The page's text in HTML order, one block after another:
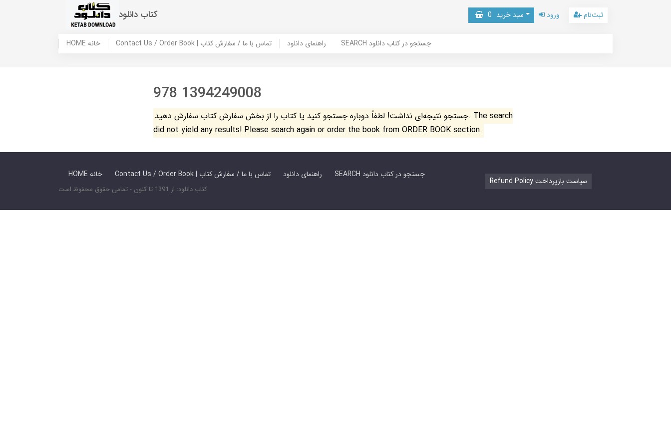
کتاب دانلود سبد خرید 0 ورود ثبت‌نام
HOME خانه Contact Us / Order Book | تماس با ما / سفارش کتاب راهنمای دانلود SEARCH جستجو در کتاب دانلود
978 1394249008
جستجو نتیجه‌ای نداشت! لطفاً دوباره جستجو کنید یا کتاب را از بخش سفارش کتاب سفارش دهید. The search
did not yield any results! Please search again or order the book from ORDER BOOK section.
HOME خانه Contact Us / Order Book | تماس با ما / سفارش کتاب راهنمای دانلود SEARCH جستجو در کتاب دانلود
کتاب دانلود: از 1391 تا کنون - تمامی حقوق محفوظ است
Refund Policy سیاست بازپرداخت